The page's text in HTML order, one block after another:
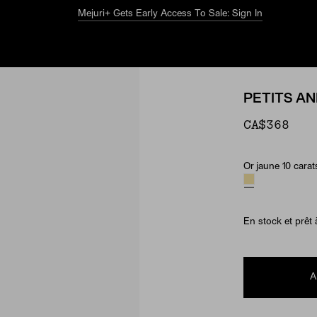
Le guide estivalExplorez
PETITS
CA$368
Matériau
Or jaune 10
En stock et prêt